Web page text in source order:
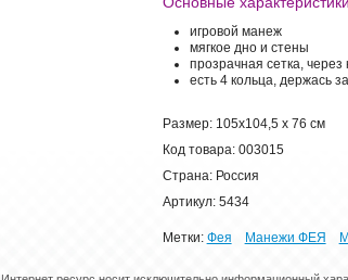
игровой манеж
мягкое дно и стены
прозрачная сетка,
есть 4 кольца, держась
Размер: 105х104,5 х 76 см
Код товара: 003015
Страна: Россия
Артикул: 5434
Метки: Фея Манежи ФЕЯ